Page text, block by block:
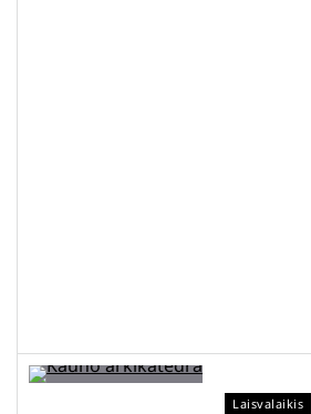
Laisvalaikis